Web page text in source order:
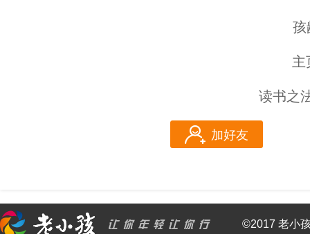
孩
主
读书之
加好友
©2017 老小